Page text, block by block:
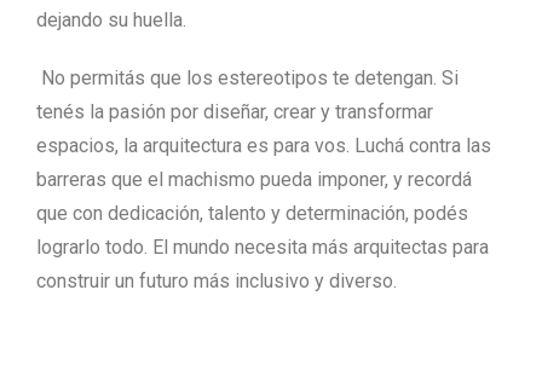
dejando su huella.
No permitás que los estereotipos te detengan. Si
tenés la pasión por diseñar, crear y transformar
espacios, la arquitectura es para vos. Luchá contra las
barreras que el machismo pueda imponer, y recordá
que con dedicación, talento y determinación, podés
lograrlo todo. El mundo necesita más arquitectas para
construir un futuro más inclusivo y diverso.